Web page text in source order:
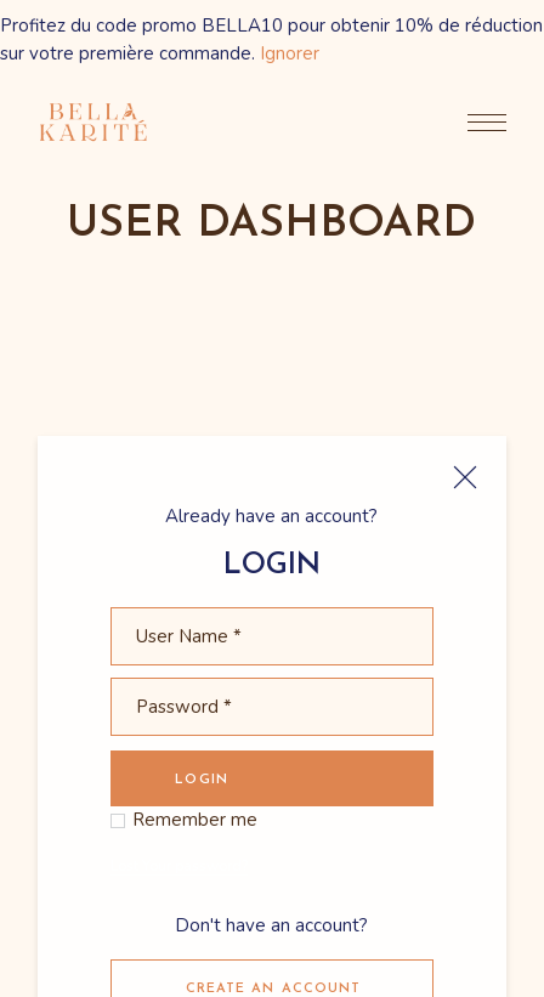
Profitez du code promo BELLA10 pour obtenir 10% de réduction
sur votre première commande. Ignorer
content
USER DASHBOARD
Already have an account?
LOGIN
LOGIN
Remember me
Don't have an account?
CREATE AN ACCOUNT